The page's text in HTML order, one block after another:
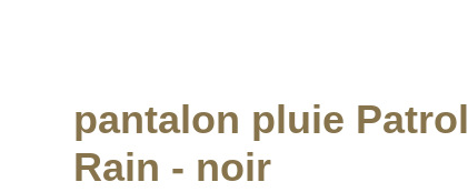
pantalon pluie Patrol
Rain - noir